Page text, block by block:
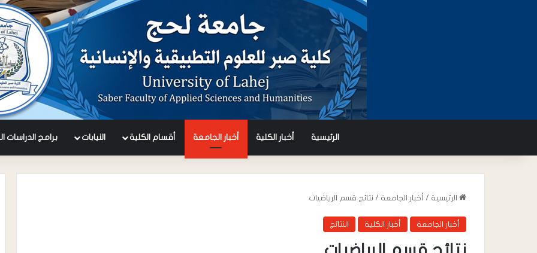
الرئيسية أخبار الكلية أخبار الجامعة أقسام الكلية النيابات برامج الدراسات
الرئيسية / أخبار الجامعة / نتائج قسم الرياضيات
أخبار الجامعة أخبار الكلية النتائج